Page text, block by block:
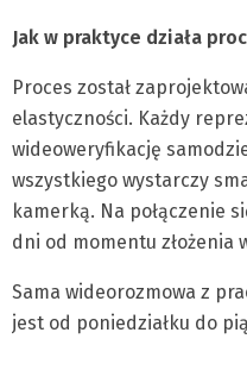
Jak w praktyce działa
Proces został
elastyczności. Każdy
wideoweryfikację
wszystkiego wystarczy
kamerką. Na połączenie
dni od momentu złożenia
Sama wideorozmowa z
jest od poniedziałku do